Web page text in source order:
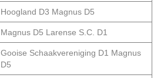
Hoogland D3 Magnus D5
Magnus D5 Larense S.C. D1
Gooise Schaakvereniging D1 Magnus
D5